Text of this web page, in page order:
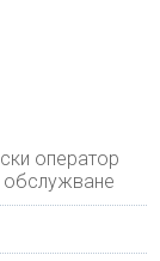
оператор
обслужване